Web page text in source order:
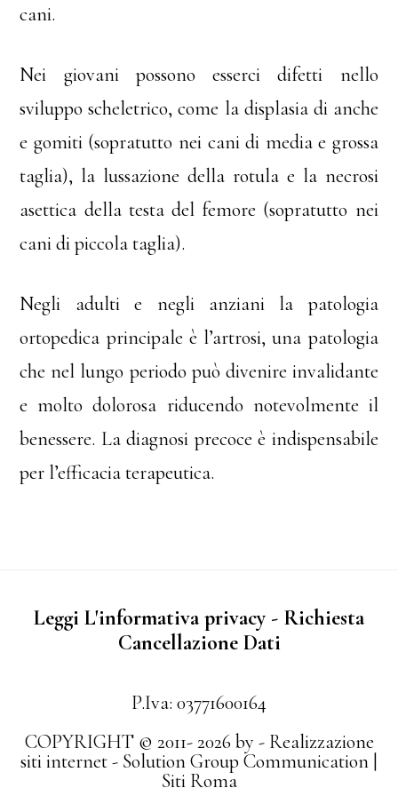
cani.
Nei giovani possono esserci difetti nello
sviluppo scheletrico, come la displasia di anche
e gomiti (sopratutto nei cani di media e grossa
taglia), la lussazione della rotula e la necrosi
asettica della testa del femore (sopratutto nei
cani di piccola taglia).
Negli adulti e negli anziani la patologia
ortopedica principale è l’artrosi, una patologia
che nel lungo periodo può divenire invalidante
e molto dolorosa riducendo notevolmente il
benessere. La diagnosi precoce è indispensabile
per l’efficacia terapeutica.
Leggi L'informativa privacy- Richiesta
Cancellazione Dati
P.Iva: 03771600164
COPYRIGHT © 2011- 2026 by - Realizzazione
siti internet- Solution Group Communication |
Siti Roma